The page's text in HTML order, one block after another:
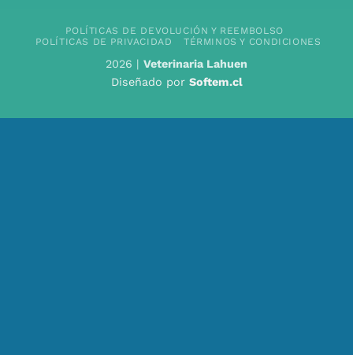
POLÍTICAS DE DEVOLUCIÓN Y REEMBOLSO
POLÍTICAS DE PRIVACIDAD
TÉRMINOS Y CONDICIONES
2026 | Veterinaria Lahuen
Diseñado por Softem.cl